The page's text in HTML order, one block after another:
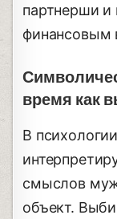
партнерши и
финансовым
время как
В
смыслов
объект.